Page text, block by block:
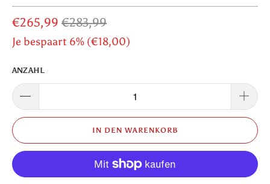
€265,99 €283,99
Je bespaart 6% (€18,00)
ANZAHL
IN DEN WARENKORB